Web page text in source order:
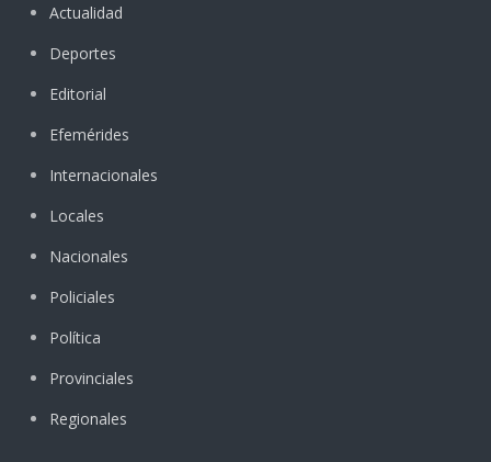
Actualidad
Deportes
Editorial
Efemérides
Internacionales
Locales
Nacionales
Policiales
Política
Provinciales
Regionales